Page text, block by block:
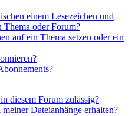
einem Lesezeichen und
Thema oder Forum?
auf ein Thema setzen oder ein
diesem Forum zulässig?
Dateianhänge erhalten?